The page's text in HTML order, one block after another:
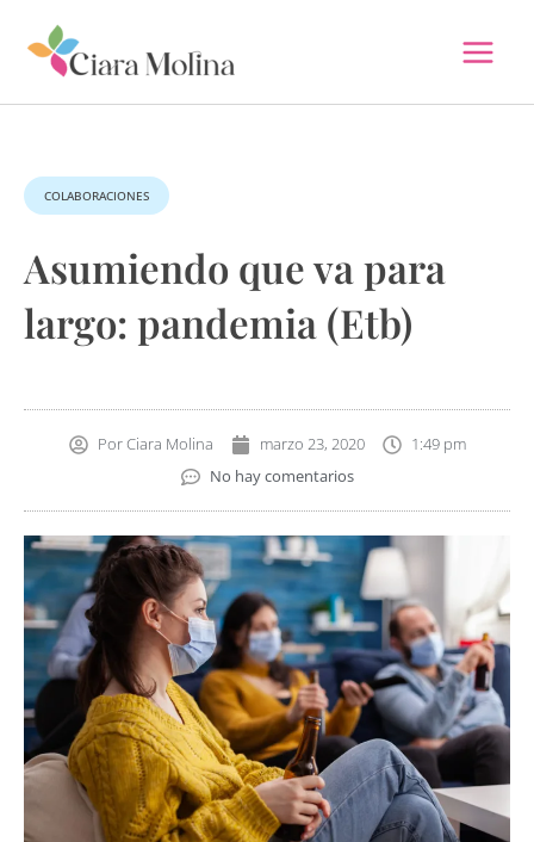
contenido
COLABORACIONES
Asumiendo que va para
largo: pandemia (Etb)
PorCiara Molina marzo 23, 2020
1:49 pm
No hay comentarios